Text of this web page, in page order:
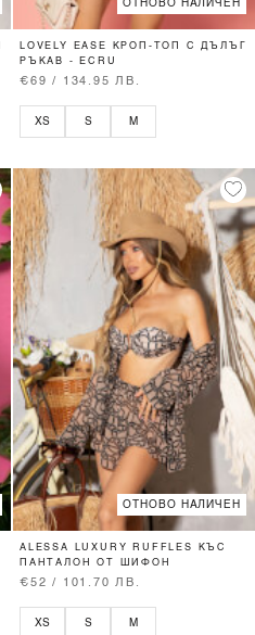
ОТНОВО НАЛИЧЕН
LOVELY EASE КРОП-ТОП С ДЪЛЪГ
РЪКАВ - ECRU
€69 / 134.95 ЛВ.
XS S M
ОТНОВО НАЛИЧЕН
ALESSA LUXURY RUFFLES КЪС
ПАНТАЛОН ОТ ШИФОН
€52 / 101.70 ЛВ.
XS S M